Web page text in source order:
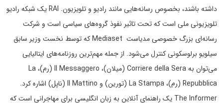
داشته باشند، بخصوص رسانه‌هایی مانند رادیو و تلویزیون. RAI یک شبکه رادیو
تلویزیونی ملی است که تحت تاثیر نفوذ گروه‌های سیاسی است و شرکت
رسانه‌ای بزرگ خصوصی مدیاست Mediaset که توسط نخست وزیر سابق
سیلویو برلوسکونی کنترل می‌شود. از جمله مهم‌ترین روزنامه‌های ایتالیایی
می‌توان به Corriere della Sera (میلان)، Il Messaggero (رم)، La
Repubblica (رم)، La Stampa (تورین) و Il Mattino (ناپل) اشاره کرد.
The Informer یک راهنمای آنلاین به زبان انگلیسی برای مهاجرانی است که